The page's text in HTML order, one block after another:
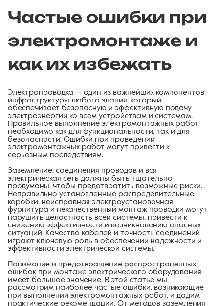
Частые ошибки при
электромонтаже и
как их избежать
Электропроводка — один из важнейших компонентов
инфраструктуры любого здания, который
обеспечивает безопасную и эффективную подачу
электроэнергии ко всем устройствам и системам.
Правильное выполнение электромонтажных работ
необходимо как для функциональности, так и для
безопасности. Ошибки при проведении
электромонтажных работ могут привести к
серьезным последствиям.
Заземление, соединения проводов и вся
электрическая сеть должны быть тщательно
продуманы, чтобы предотвратить возможные риски.
Неправильно установленные распределительные
коробки, неисправная электроустановочная
фурнитура и некачественный монтаж проводки могут
нарушить целостность всей системы, привести к
снижению эффективности и возникновению опасных
ситуаций. Качество кабелей и точность соединений
играют ключевую роль в обеспечении надежности и
эффективности электрической системы.
Понимание и предотвращение распространенных
ошибок при монтаже электрического оборудования
имеет большое значение. В этой статье мы
рассмотрим наиболее частые ошибки, возникающие
при выполнении электромонтажных работ, и дадим
практические рекомендации. От методов заземления